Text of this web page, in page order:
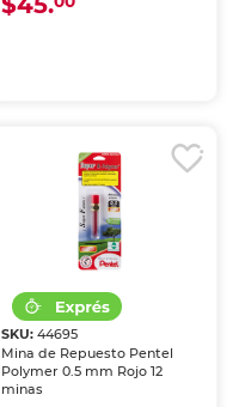
SKU: 44695
Mina de Repuesto Pentel
Polymer 0.5 mm Rojo 12
minas